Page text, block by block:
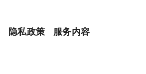
隐私政策 服务内容